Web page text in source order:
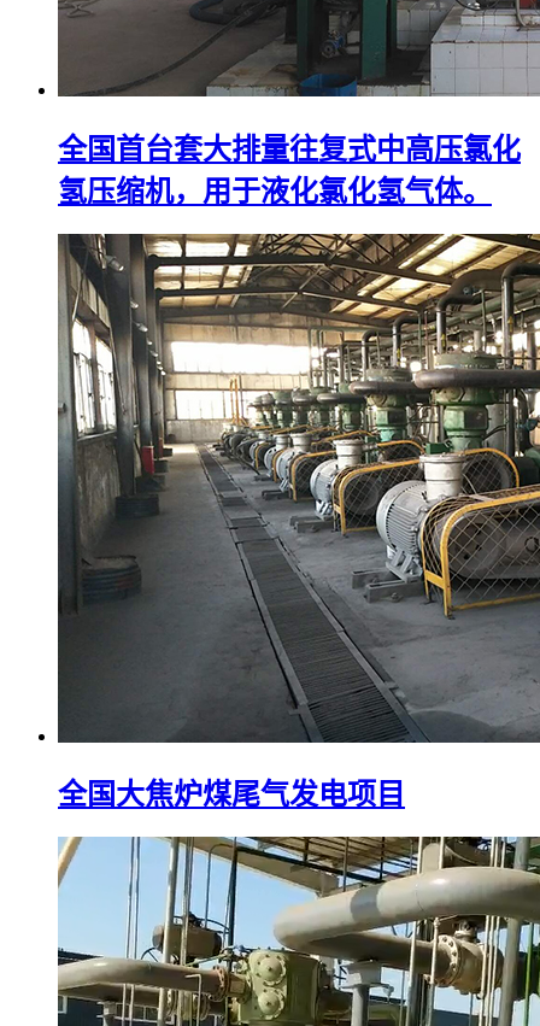
全国首台套大排量往复式中高压氯化
氢压缩机，用于液化氯化氢气体。
全国大焦炉煤尾气发电项目